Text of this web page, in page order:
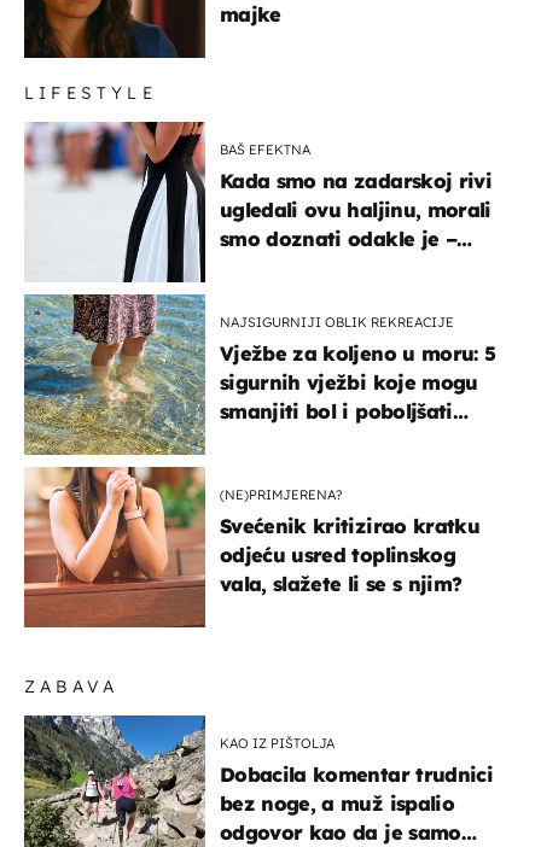
ZABAVA
KAO IZ PIŠTOLJA
Dobacila komentar trudnici
bez noge, a muž ispalio
odgovor kao da je samo
majke
LIFESTYLE
BAŠ EFEKTNA
Kada smo na zadarskoj rivi
ugledali ovu haljinu, morali
smo doznati odakle je –
NAJSIGURNIJI OBLIK REKREACIJE
Vježbe za koljeno u moru: 5
sigurnih vježbi koje mogu
smanjiti bol i poboljšati
(NE)PRIMJERENA?
Svećenik kritizirao kratku
odjeću usred toplinskog
vala, slažete li se s njim?